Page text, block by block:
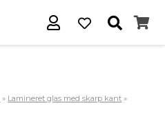
» Lamineret glas med skarp kant »